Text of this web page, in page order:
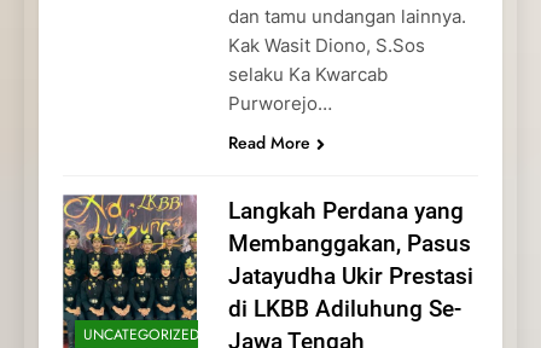
dan tamu undangan lainnya.
Kak Wasit Diono, S.Sos
selaku Ka Kwarcab
Purworejo…
Read More
UNCATEGORIZED
Langkah Perdana yang
Membanggakan, Pasus
Jatayudha Ukir Prestasi
di LKBB Adiluhung Se-
Jawa Tengah